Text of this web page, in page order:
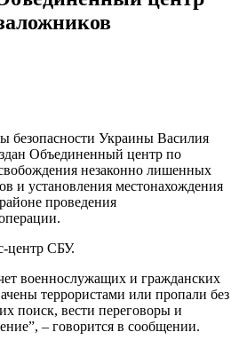
безопасности Украины Василия
Объединенный центр по
незаконно лишенных
и установления местонахождения
проведения
центр СБУ.
военнослужащих и гражданских
террористами или пропали без
поиск, вести переговоры и
– говорится в сообщении.